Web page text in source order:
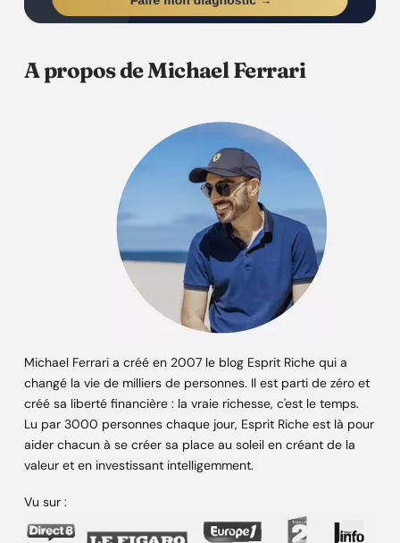
A propos de Michael Ferrari
Michael Ferrari a créé en 2007 le blog Esprit Riche qui a
changé la vie de milliers de personnes. Il est parti de zéro et
créé sa liberté financière : la vraie richesse, c'est le temps.
Lu par 3000 personnes chaque jour, Esprit Riche est là pour
aider chacun à se créer sa place au soleil en créant de la
valeur et en investissant intelligemment.
Vu sur :